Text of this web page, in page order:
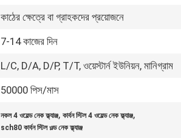
কাঠের ক্ষেত্রে বা গ্রাহকদের প্রয়োজনে
7-14 কাজের দিন
L/C, D/A, D/P, T/T, ওয়েস্টার্ন ইউনিয়ন, মানিগ্রাম
50000 পিস/মাস
নকল 4 ওয়েল্ড নেক ফ্ল্যাঞ্জ,কার্বন স্টিল 4 ওয়েল্ড নেক ফ্ল্যাঞ্জ,
sch80 কার্বন স্টিল ওল্ড নেক ফ্ল্যাঞ্জ